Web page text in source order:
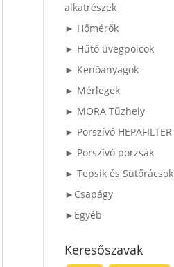
alkatrészek
► Hőmérők
► Hűtő üvegpolcok
► Kenőanyagok
► Mérlegek
► MORA Tűzhely
► Porszívó HEPAFILTER
► Porszívó porzsák
► Tepsik és Sütőrácsok
►Csapágy
►Egyéb
Keresőszavak